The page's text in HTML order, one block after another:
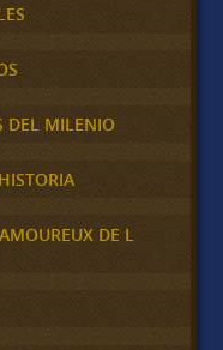
DEL MILENIO
DE L